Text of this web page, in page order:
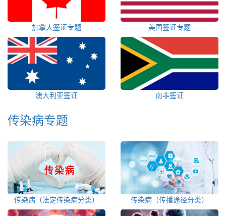
加拿大签证专题 美国签证专题
澳大利亚签证 南非签证
传染病专题
传染病（法定传染病分类） 传染病（传播途径分类）